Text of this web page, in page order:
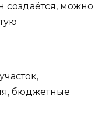
создаётся, можно
бюджетные